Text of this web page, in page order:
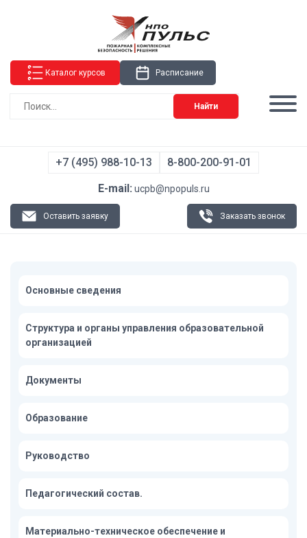
Каталог курсов Расписание
Найти
+7 (495) 988-10-13
8-800-200-91-01
E-mail: ucpb@npopuls.ru
Оставить заявку Заказать звонок
Основные сведения
Структура и органы управления образовательной
организацией
Документы
Образование
Руководство
Педагогический состав.
Материально-техническое обеспечение и